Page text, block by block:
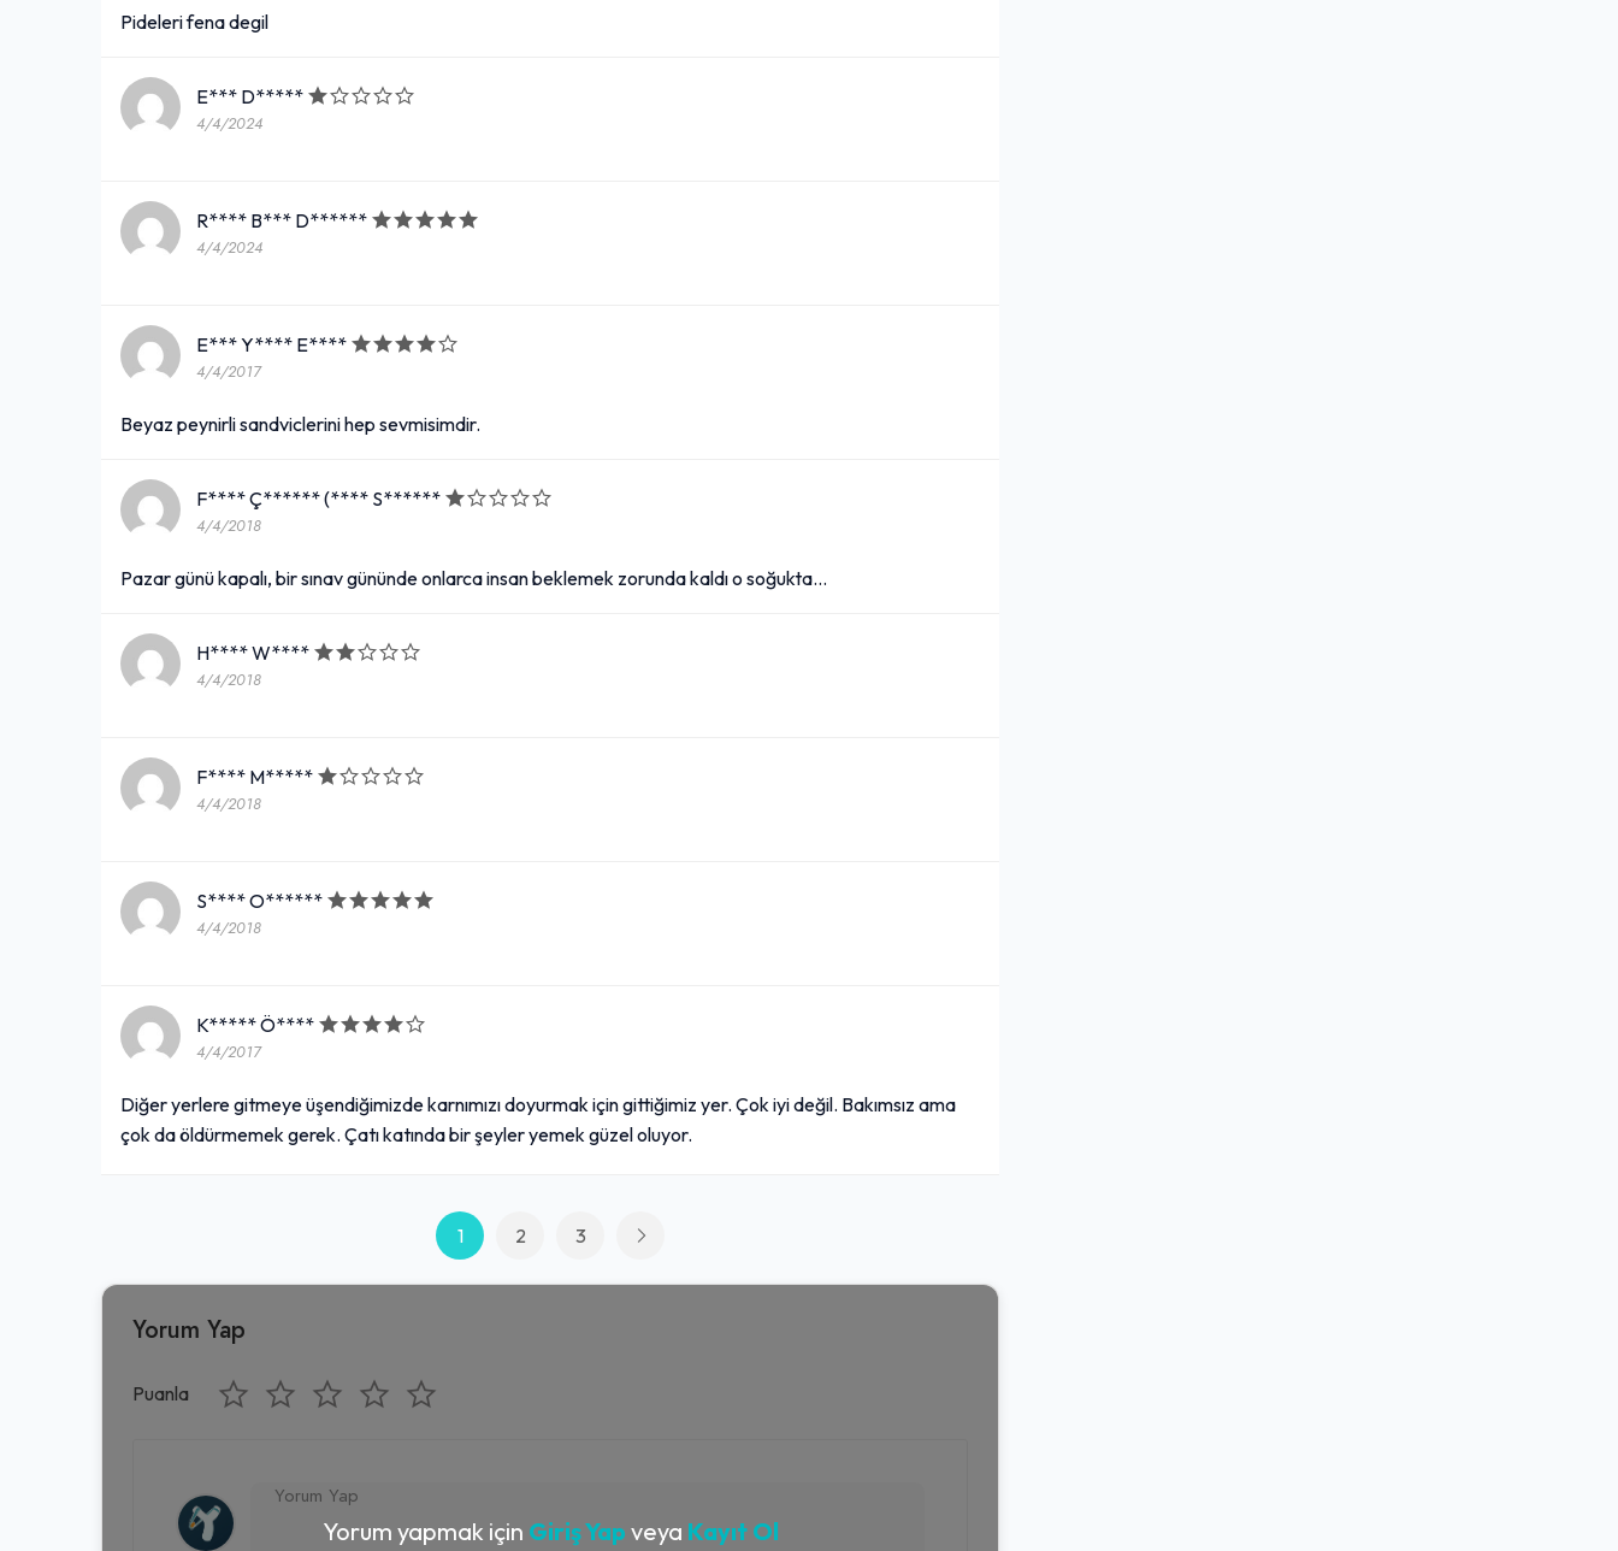
Pideleri fena degil
E*** D*****
4/4/2024
R**** B*** D******
4/4/2024
E*** Y**** E****
4/4/2017
Beyaz peynirli sandviclerini hep sevmisimdir.
F**** Ç****** (**** S******
4/4/2018
Pazar günü kapalı, bir sınav gününde onlarca insan beklemek zorunda kaldı o soğukta...
H**** W****
4/4/2018
F**** M*****
4/4/2018
S**** O******
4/4/2018
K***** Ö****
4/4/2017
Diğer yerlere gitmeye üşendiğimizde karnımızı doyurmak için gittiğimiz yer. Çok iyi değil. Bakımsız ama
çok da öldürmemek gerek. Çatı katında bir şeyler yemek güzel oluyor.
1 2 3
Yorum Yap
Puanla
Yorum yapmak için Giriş Yap veya Kayıt Ol